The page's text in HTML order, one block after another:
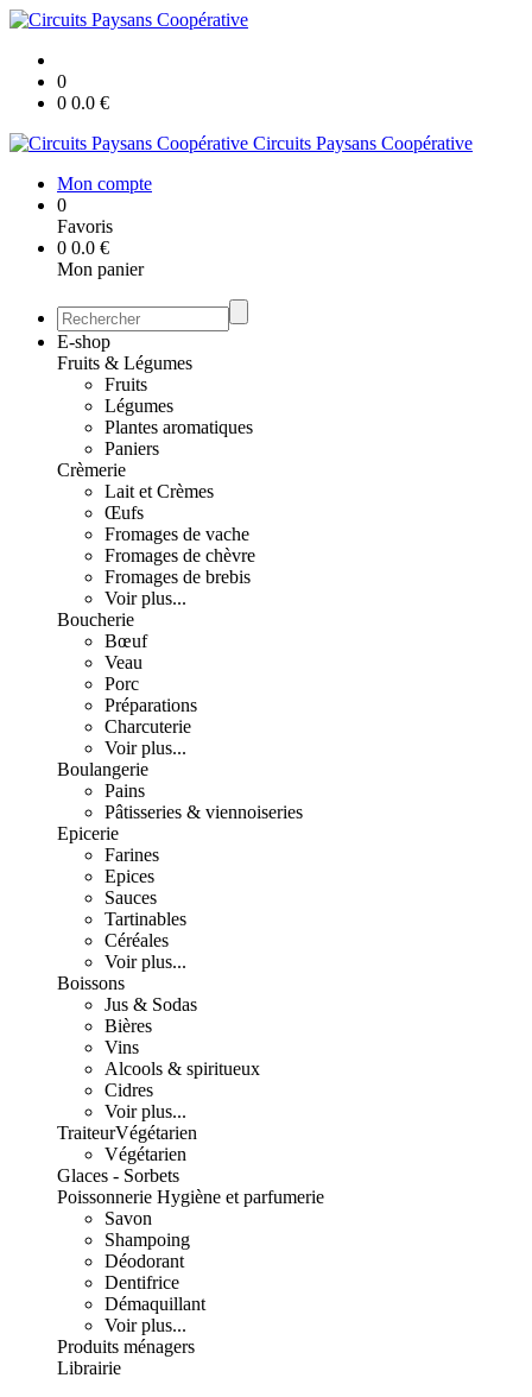
0
0 0.0 €
Circuits Paysans Coopérative
Mon compte
0
Favoris
0 0.0 €
Mon panier
E-shop
Fruits & Légumes
Fruits
Légumes
Plantes aromatiques
Paniers
Crèmerie
Lait et Crèmes
Œufs
Fromages de vache
Fromages de chèvre
Fromages de brebis
Voir plus...
Boucherie
Bœuf
Veau
Porc
Préparations
Charcuterie
Voir plus...
Boulangerie
Pains
Pâtisseries & viennoiseries
Epicerie
Farines
Epices
Sauces
Tartinables
Céréales
Voir plus...
Boissons
Jus & Sodas
Bières
Vins
Alcools & spiritueux
Cidres
Voir plus...
TraiteurVégétarien
Végétarien
Glaces - Sorbets
Poissonnerie Hygiène et parfumerie
Savon
Shampoing
Déodorant
Dentifrice
Démaquillant
Voir plus...
Produits ménagers
Librairie